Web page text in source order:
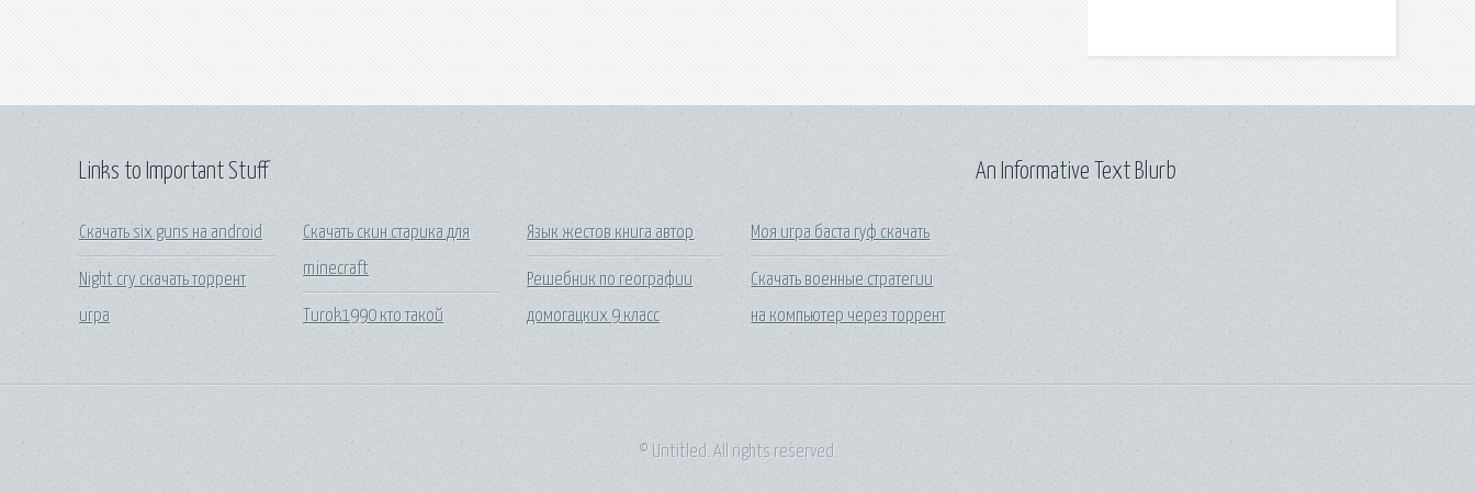
Links to Important Stuff
Скачать six guns на android
Night cry скачать торрент
игра
Скачать скин старика для
minecraft
Turok1990 кто такой
Язык жестов книга автор
Решебник по географии
домогацких 9 класс
Моя игра баста гуф скачать
Скачать военные стратегии
на компьютер через торрент
An Informative Text Blurb
© Untitled. All rights reserved.